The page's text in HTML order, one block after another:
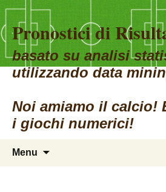
Pronostici di
basato su analisi
utilizzando data
Noi amiamo il calcio!
i giochi numerici!
Menu
contenuto